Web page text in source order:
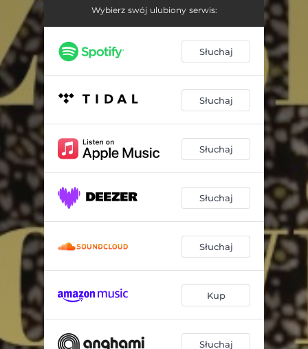
Wybierz swój ulubiony serwis:
Słuchaj
Słuchaj
Słuchaj
Słuchaj
Słuchaj
Kup
Słuchaj